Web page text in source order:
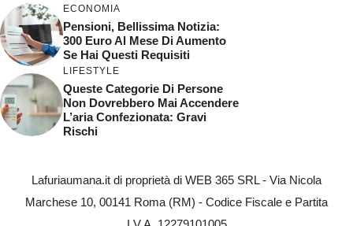
ECONOMIA
Pensioni, Bellissima Notizia:
300 Euro Al Mese Di Aumento
Se Hai Questi Requisiti
LIFESTYLE
Queste Categorie Di Persone
Non Dovrebbero Mai Accendere
L’aria Confezionata: Gravi
Rischi
Lafuriaumana.it di proprietà di WEB 365 SRL - Via Nicola
Marchese 10, 00141 Roma (RM) - Codice Fiscale e Partita